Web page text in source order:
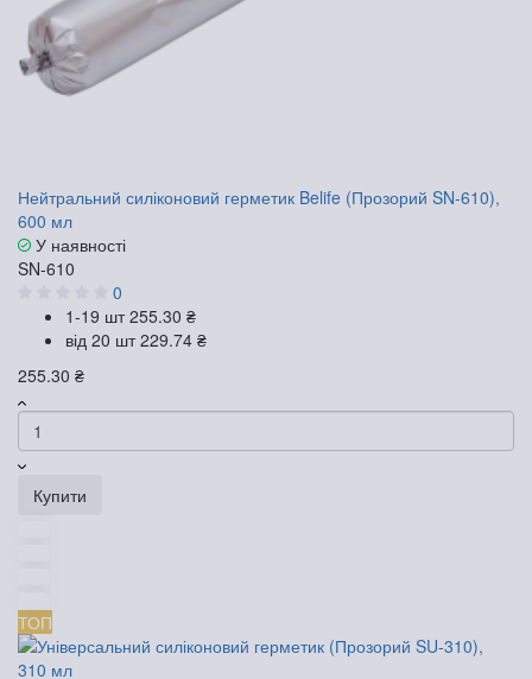
Нейтральний силіконовий герметик Belife (Прозорий SN-610),
600 мл
У наявності
SN-610
0
1-19 шт255.30 ₴
від 20 шт229.74 ₴
255.30 ₴
Купити
ТОП